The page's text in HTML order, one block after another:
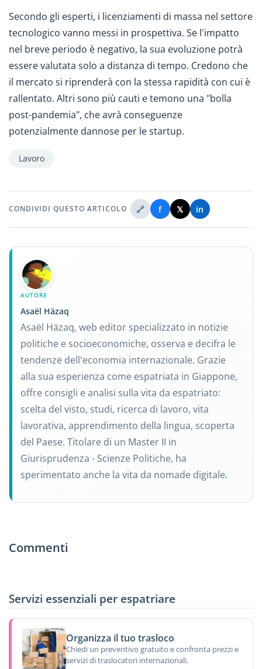
Secondo gli esperti, i licenziamenti di massa nel settore
tecnologico vanno messi in prospettiva. Se l'impatto
nel breve periodo è negativo, la sua evoluzione potrà
essere valutata solo a distanza di tempo. Credono che
il mercato si riprenderà con la stessa rapidità con cui è
rallentato. Altri sono più cauti e temono una "bolla
post-pandemia", che avrà conseguenze
potenzialmente dannose per le startup.
Lavoro
CONDIVIDI QUESTO ARTICOLO 🔗 f 𝕏 in
AUTORE
Asaël Häzaq
Asaël Häzaq, web editor specializzato in notizie
politiche e socioeconomiche, osserva e decifra le
tendenze dell'economia internazionale. Grazie
alla sua esperienza come espatriata in Giappone,
offre consigli e analisi sulla vita da espatriato:
scelta del visto, studi, ricerca di lavoro, vita
lavorativa, apprendimento della lingua, scoperta
del Paese. Titolare di un Master II in
Giurisprudenza - Scienze Politiche, ha
sperimentato anche la vita da nomade digitale.
Commenti
Servizi essenziali per espatriare
Organizza il tuo trasloco
Chiedi un preventivo gratuito e confronta prezzi e
servizi di traslocatori internazionali.